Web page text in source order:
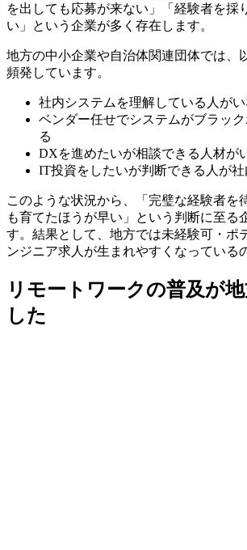
を出しても応募が来ない」「経験者を採
い」という企業が多く存在します。
地方の中小企業や自治体関連団体では、
頻発しています。
社内システムを理解している人が
ベンダー任せでシステムがブラッ
る
DXを進めたいが相談できる人材が
IT投資をしたいが判断できる人が
このような状況から、「完璧な経験者を
も育てたほうが早い」という判断に至る
す。結果として、 地方では未経験可・ポ
ンジニア求人が生まれやすくなっている
リモートワークの普及が
した